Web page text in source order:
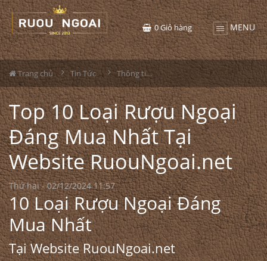
MENU
0Giỏ hàng
Trang chủ Tin Tức Thông tin Rượu ngoại
Top 10 Loại Rượu Ngoại
Đáng Mua Nhất Tại
Website RuouNgoai.net
Thứ hai - 02/12/2024 11:57
10 Loại Rượu Ngoại Đáng
Mua Nhất
Tại Website RuouNgoai.net